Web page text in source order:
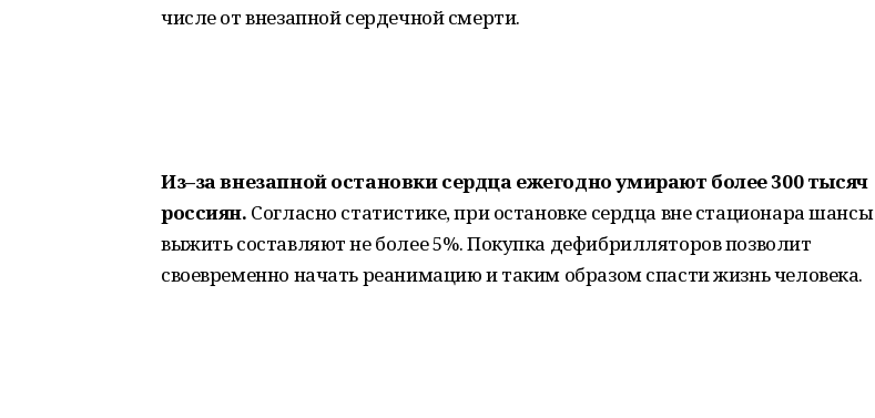
числе от внезапной сердечной смерти.
Из–за внезапной остановки сердца ежегодно умирают более 300 тысяч
россиян. Согласно статистике, при остановке сердца вне стационара шансы
выжить составляют не более 5%. Покупка дефибрилляторов позволит
своевременно начать реанимацию и таким образом спасти жизнь человека.